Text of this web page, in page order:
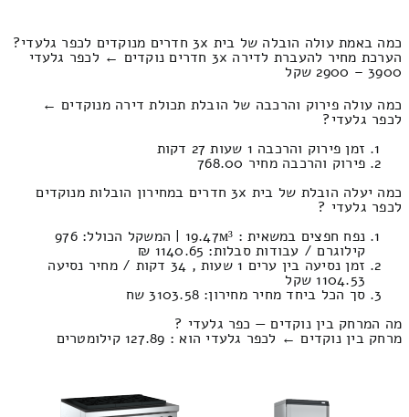
כמה באמת עולה הובלה של בית 3x חדרים מנוקדים לכפר גלעדי?
הערכת מחיר להעברת לדירה 3x חדרים נוקדים ← לכפר גלעדי
3900 – 2900 שקל
כמה עולה פירוק והרכבה של הובלת תכולת דירה מנוקדים ←
לכפר גלעדי?
זמן פירוק והרכבה 1 שעות 27 דקות
פירוק והרכבה מחיר 768.00
כמה יעלה הובלת של בית 3x חדרים במחירון הובלות מנוקדים
לכפר גלעדי ?
נפח חפצים במשאית : 19.47м³ | המשקל הכולל: 976
קילוגרם / עבודות סבלות: 1140.65 ₪
זמן נסיעה בין ערים 1 שעות , 34 דקות / מחיר נסיעה
1104.53 שקל
סך הכל ביחד מחיר מחירון: 3103.58 שח
מה המרחק בין נוקדים — כפר גלעדי ?
מרחק בין נוקדים ← לכפר גלעדי הוא : 127.89 קילומטרים